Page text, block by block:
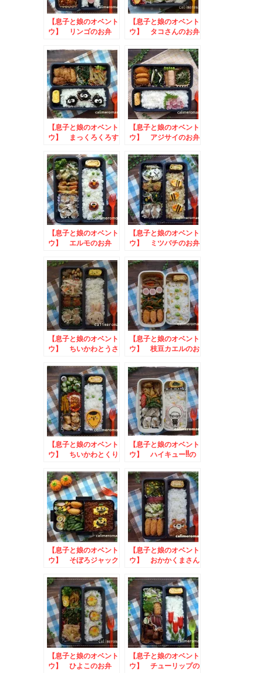
【息子と娘のオベント
ウ】 リンゴのお弁
ッツ ツノの名前をつ
けてみたキャンペーン
【息子と娘のオベント
ウ】 タコさんのお弁
【息子と娘のオベント
ウ】 まっくろくろす
ョコバナナコンテスト
【息子と娘のオベント
ウ】 アジサイのお弁
レゼントキャンペーン
【息子と娘のオベント
ウ】 エルモのお弁
ぱInstagram投稿キ
ャンペーン
【息子と娘のオベント
ウ】 ミツバチのお弁
んざいフォトコンテス
【息子と娘のオベント
ウ】 ちいかわとうさ
ちアクション大募集
【息子と娘のオベント
ウ】 枝豆カエルのお
噌・味噌ハンバーグを
作ってみようキャンペ
ーン
【息子と娘のオベント
ウ】 ちいかわとくり
to プ活キャンペー
ン
【息子と娘のオベント
ウ】 ハイキュー!!の
ツのうまたれ写真投稿
キャンペーン
【息子と娘のオベント
ウ】 そぼろジャック
to コッタSNSキャ
ンペーン
【息子と娘のオベント
ウ】 おかかくまさん
【息子と娘のオベント
ウ】 ひよこのお弁
【息子と娘のオベント
ウ】 チューリップの